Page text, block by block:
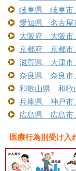
岐阜県 岐阜市
愛知県 名古屋
大阪府 大阪市
京都府 京都市
滋賀県 大津市
奈良県 奈良市
和歌山県 和歌
兵庫県 神戸市
広島県 広島市
医療行為別受け入